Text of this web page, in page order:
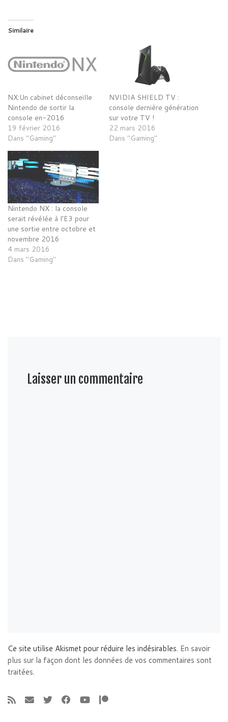
Similaire
NX:Un cabinet déconseille
Nintendo de sortir la
console en-2016
19 février 2016
Dans "Gaming"
NVIDIA SHIELD TV :
console dernière génération
sur votre TV !
22 mars 2016
Dans "Gaming"
Nintendo NX : la console
serait révélée à l’E3 pour
une sortie entre octobre et
novembre 2016
4 mars 2016
Dans "Gaming"
Laisser un commentaire
Ce site utilise Akismet pour réduire les indésirables. En savoir
plus sur la façon dont les données de vos commentaires sont
traitées.